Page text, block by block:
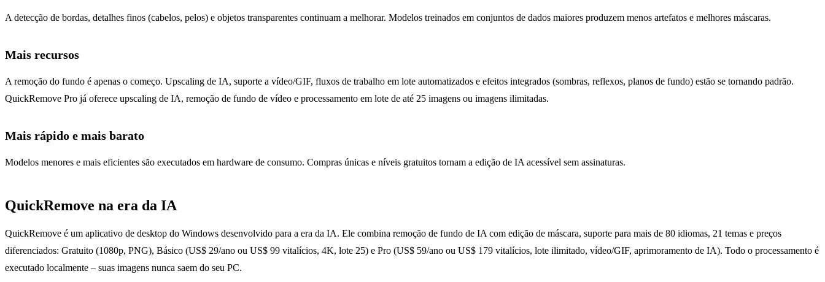
A detecção de bordas, detalhes finos (cabelos, pelos) e objetos transparentes continuam a melhorar. Modelos treinados em conjuntos de dados maiores produzem menos artefatos e melhores máscaras.
Mais recursos
A remoção do fundo é apenas o começo. Upscaling de IA, suporte a vídeo/GIF, fluxos de trabalho em lote automatizados e efeitos integrados (sombras, reflexos, planos de fundo) estão se tornando padrão.
QuickRemove Pro já oferece upscaling de IA, remoção de fundo de vídeo e processamento em lote de até 25 imagens ou imagens ilimitadas.
Mais rápido e mais barato
Modelos menores e mais eficientes são executados em hardware de consumo. Compras únicas e níveis gratuitos tornam a edição de IA acessível sem assinaturas.
QuickRemove na era da IA
QuickRemove é um aplicativo de desktop do Windows desenvolvido para a era da IA. Ele combina remoção de fundo de IA com edição de máscara, suporte para mais de 80 idiomas, 21 temas e preços
diferenciados: Gratuito (1080p, PNG), Básico (US$ 29/ano ou US$ 99 vitalícios, 4K, lote 25) e Pro (US$ 59/ano ou US$ 179 vitalícios, lote ilimitado, vídeo/GIF, aprimoramento de IA). Todo o processamento é
executado localmente – suas imagens nunca saem do seu PC.